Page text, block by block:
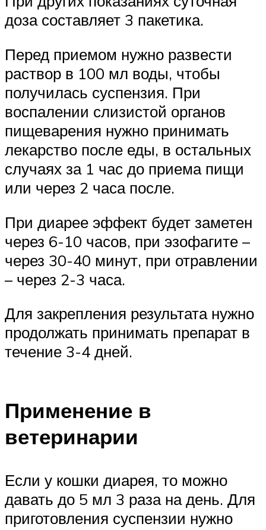
доза составляет 3 пакетика.
Перед приемом нужно развести
раствор в 100 мл воды, чтобы
получилась суспензия. При
воспалении слизистой органов
пищеварения нужно принимать
лекарство после еды, в остальных
случаях за 1 час до приема пищи
или через 2 часа после.
При диарее эффект будет заметен
через 6-10 часов, при эзофагите –
через 30-40 минут, при отравлении
– через 2-3 часа.
Для закрепления результата нужно
продолжать принимать препарат в
течение 3-4 дней.
Применение в
ветеринарии
Если у кошки диарея, то можно
давать до 5 мл 3 раза на день. Для
приготовления суспензии нужно